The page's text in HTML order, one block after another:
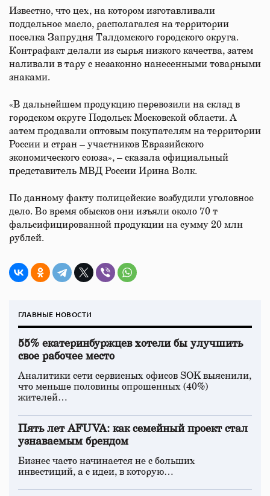
Известно, что цех, на котором изготавливали
поддельное масло, располагался на территории
поселка Запрудня Талдомского городского округа.
Контрафакт делали из сырья низкого качества, затем
наливали в тару с незаконно нанесенными товарными
знаками.
«В дальнейшем продукцию перевозили на склад в
городском округе Подольск Московской области. А
затем продавали оптовым покупателям на территории
России и стран – участников Евразийского
экономического союза», – сказала официальный
представитель МВД России Ирина Волк.
По данному факту полицейские возбудили уголовное
дело. Во время обысков они изъяли около 70 т
фальсифицированной продукции на сумму 20 млн
рублей.
ГЛАВНЫЕ НОВОСТИ
55% екатеринбуржцев хотели бы улучшить
свое рабочее место
Аналитики сети сервисных офисов SOK выяснили,
что меньше половины опрошенных (40%)
жителей…
Пять лет AFUVA: как семейный проект стал
узнаваемым брендом
Бизнес часто начинается не с больших
инвестиций, а с идеи, в которую…